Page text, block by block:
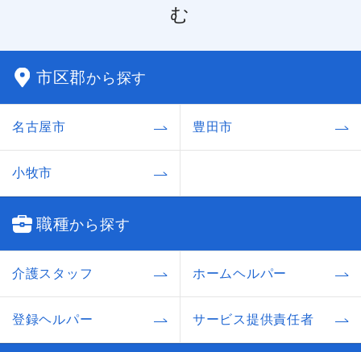
む
市区郡から探す
名古屋市 豊田市
小牧市
職種から探す
介護スタッフ ホームヘルパー
登録ヘルパー サービス提供責任者